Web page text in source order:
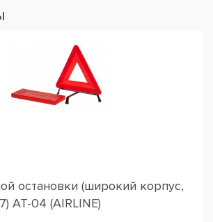
остановки (широкий корпус,
AT-04 (AIRLINE)